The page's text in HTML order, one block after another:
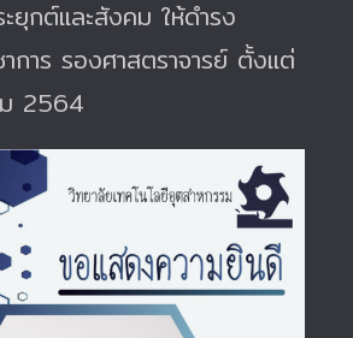
ยุกต์และสังคม ให้ดำรง
การ รองศาสตราจารย์ ตั้งแต่
2564